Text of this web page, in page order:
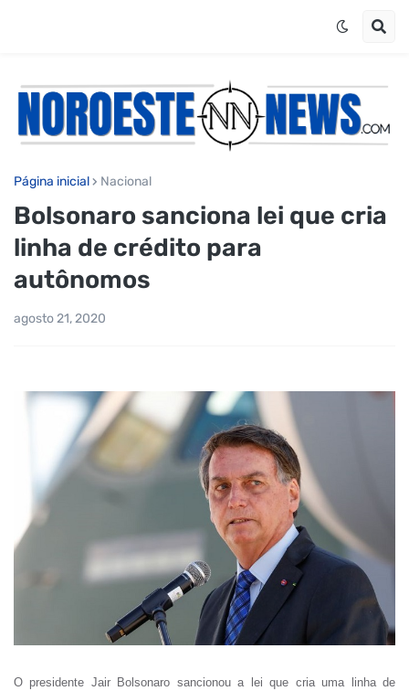
Página inicial Nacional
Bolsonaro sanciona lei que cria
linha de crédito para
autônomos
agosto 21, 2020
O presidente Jair Bolsonaro sancionou a lei que cria uma linha de